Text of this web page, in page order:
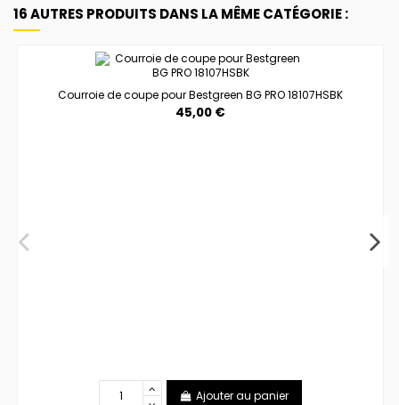
16 AUTRES PRODUITS DANS LA MÊME CATÉGORIE :
Courroie de coupe pour Bestgreen BG PRO 18107HSBK
45,00 €
Ajouter au panier